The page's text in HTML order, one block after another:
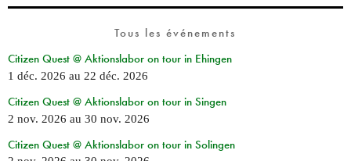
Tous les événements
Citizen Quest @ Aktionslabor on tour in Ehingen
1 déc. 2026 au 22 déc. 2026
Citizen Quest @ Aktionslabor on tour in Singen
2 nov. 2026 au 30 nov. 2026
Citizen Quest @ Aktionslabor on tour in Solingen